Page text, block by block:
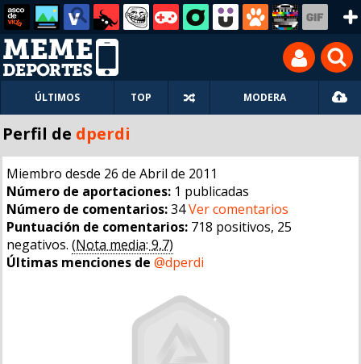
ÚLTIMOS TOP MODERA
Perfil de dperdi
Miembro desde 26 de Abril de 2011
Número de aportaciones: 1 publicadas
Número de comentarios:34Ver comentarios
Puntuación de comentarios: 718 positivos, 25
negativos. (Nota media: 9,7)
Últimas menciones de @dperdi